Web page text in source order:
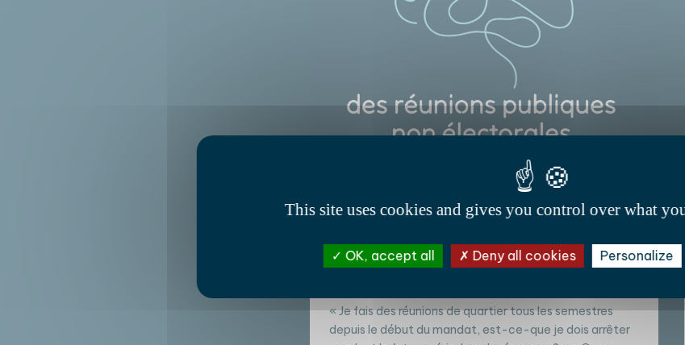
25/04/25 • Communication publique
Le casse-tête des réunions publiques non
électorales en période électorale (avec
« Je fais des réunions de quartier tous les semestres
depuis le début du mandat, est-ce-que je dois arrêter
This site uses cookies and gives you control over what
OK, accept all Deny all cookies Personalize